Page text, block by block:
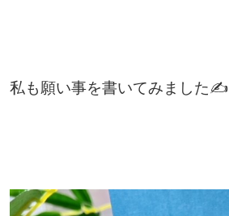
私も願い事を書いてみました✍